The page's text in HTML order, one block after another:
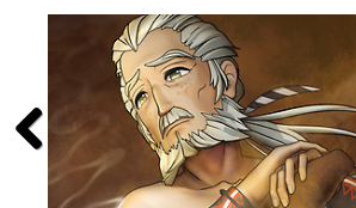
Previous